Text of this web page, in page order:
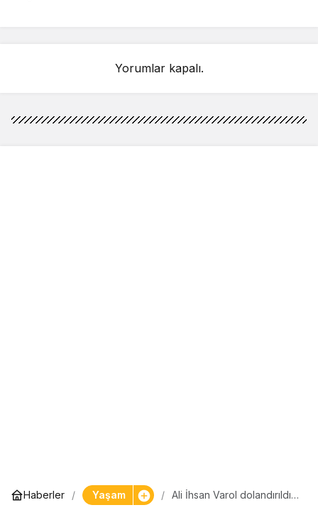
Yorumlar kapalı.
Haberler Yaşam
Ali İhsan Varol dolandırıldı: